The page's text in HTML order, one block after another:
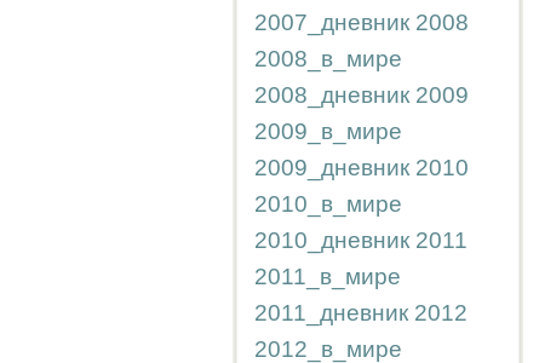
2007_дневник 2008
2008_в_мире
2008_дневник 2009
2009_в_мире
2009_дневник 2010
2010_в_мире
2010_дневник 2011
2011_в_мире
2011_дневник 2012
2012_в_мире